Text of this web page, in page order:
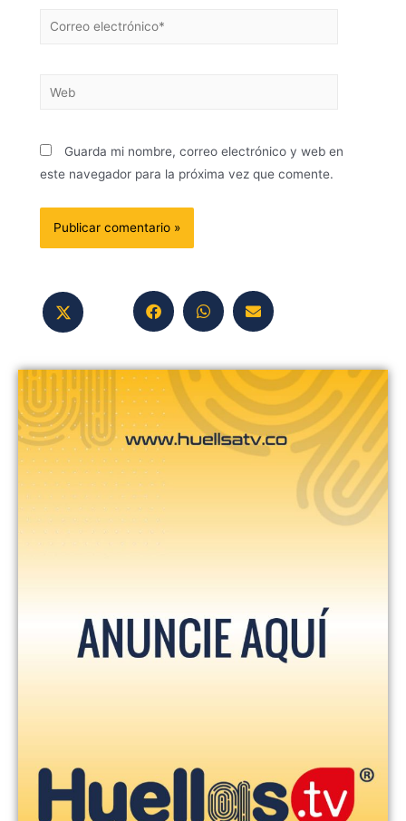
Guarda mi nombre, correo electrónico y web en
este navegador para la próxima vez que comente.